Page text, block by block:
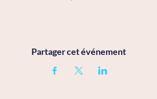
Partager cet événement